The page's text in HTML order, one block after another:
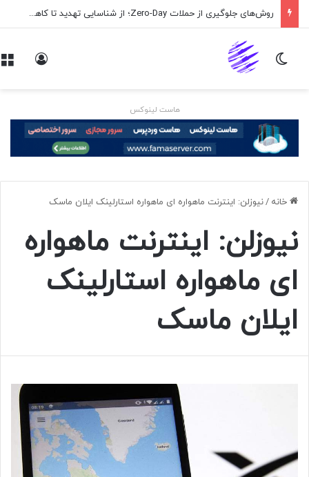
روش‌های جلوگیری از حملات Zero-Day؛ از شناسایی تهدید تا کاهش ریسک
تغییر پوسته
هاست لینوکس
خانه /نیوزلن: اینترنت ماهواره ای ماهواره استارلینک ایلان ماسک
نیوزلن: اینترنت ماهواره
ای ماهواره استارلینک
ایلان ماسک